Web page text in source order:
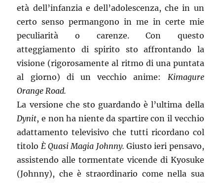
età dell’infanzia e dell’adolescenza, che in un
certo senso permangono in me in certe mie
peculiarità o carenze. Con questo
atteggiamento di spirito sto affrontando la
visione (rigorosamente al ritmo di una puntata
al giorno) di un vecchio anime: Kimagure
Orange Road.
La versione che sto guardando è l’ultima della
Dynit, e non ha niente da spartire con il vecchio
adattamento televisivo che tutti ricordano col
titolo È Quasi Magia Johnny. Giusto ieri pensavo,
assistendo alle tormentate vicende di Kyosuke
(Johnny), che è straordinario come nella sua